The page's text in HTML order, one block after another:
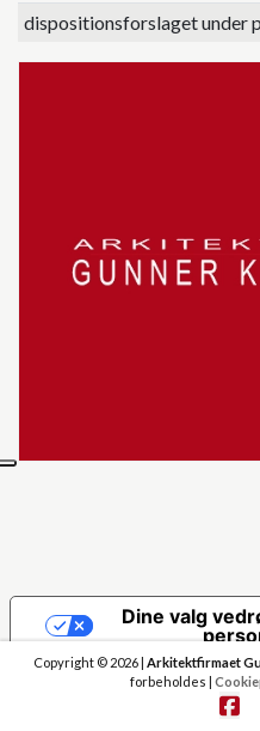
dispositionsforslaget under
Copyright © 2026 | Arkitektfirmaet
forbeholdes |
Notice at collection
Dine valg